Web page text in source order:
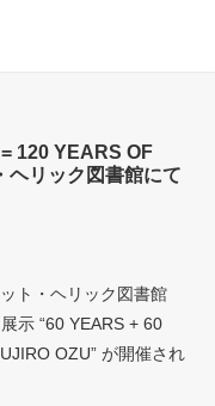
120 YEARS OF
ヘリック図書館にて
ト・ヘリック図書館
示 “60 YEARS + 60
OZU” が開催され